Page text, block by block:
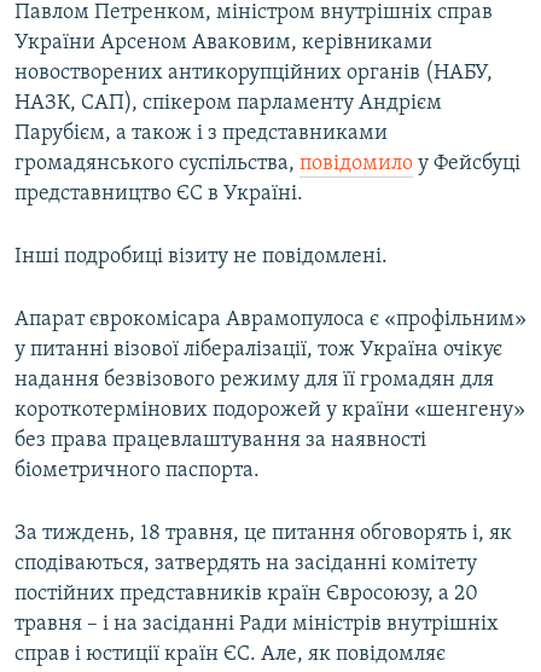
Павлом Петренком, міністром внутрішніх справ
України Арсеном Аваковим, керівниками
новостворених антикорупційних органів (НАБУ,
НАЗК, САП), спікером парламенту Андрієм
Парубієм, а також і з представниками
громадянського суспільства, повідомило у Фейсбуці
представництво ЄС в Україні.
Інші подробиці візиту не повідомлені.
Апарат єврокомісара Аврамопулоса є «профільним»
у питанні візової лібералізації, тож Україна очікує
надання безвізового режиму для її громадян для
короткотермінових подорожей у країни «шенгену»
без права працевлаштування за наявності
біометричного паспорта.
За тиждень, 18 травня, це питання обговорять і, як
сподіваються, затвердять на засіданні комітету
постійних представників країн Євросоюзу, а 20
травня – і на засіданні Ради міністрів внутрішніх
справ і юстиції країн ЄС. Але, як повідомляє